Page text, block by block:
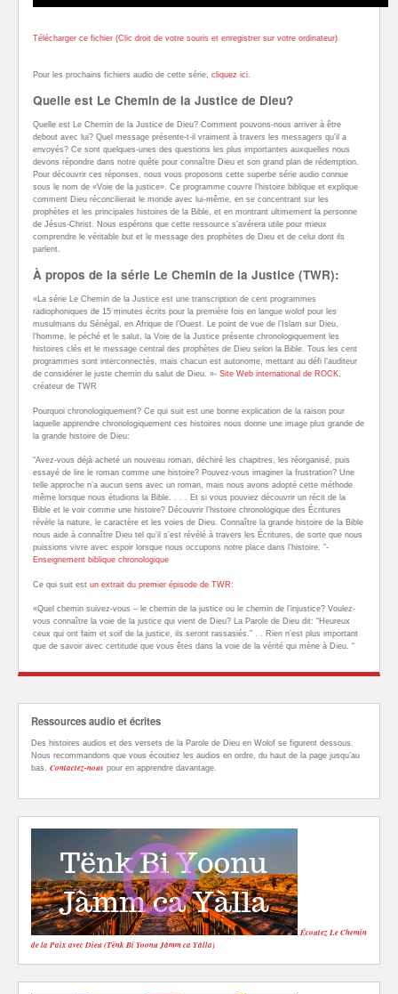
Télécharger ce fichier (Clic droit de votre souris et enregistrer sur votre ordinateur)
Pour les prochains fichiers audio de cette série, cliquez ici.
Quelle est Le Chemin de la Justice de Dieu?
Quelle est Le Chemin de la Justice de Dieu? Comment pouvons-nous arriver à être
debout avec lui? Quel message présente-t-il vraiment à travers les messagers qu’il a
envoyés? Ce sont quelques-unes des questions les plus importantes auxquelles nous
devons répondre dans notre quête pour connaître Dieu et son grand plan de rédemption.
Pour découvrir ces réponses, nous vous proposons cette superbe série audio connue
sous le nom de «Voie de la justice». Ce programme couvre l’histoire biblique et explique
comment Dieu réconcilierait le monde avec lui-même, en se concentrant sur les
prophètes et les principales histoires de la Bible, et en montrant ultimement la personne
de Jésus-Christ. Nous espérons que cette ressource s’avérera utile pour mieux
comprendre le véritable but et le message des prophètes de Dieu et de celui dont ils
parlent.
À propos de la série Le Chemin de la Justice (TWR):
«La série Le Chemin de la Justice est une transcription de cent programmes
radiophoniques de 15 minutes écrits pour la première fois en langue wolof pour les
musulmans du Sénégal, en Afrique de l’Ouest. Le point de vue de l’Islam sur Dieu,
l’homme, le péché et le salut, la Voie de la Justice présente chronologiquement les
histoires clés et le message central des prophètes de Dieu selon la Bible. Tous les cent
programmes sont interconnectés, mais chacun est autonome, mettant au défi l’auditeur
de considérer le juste chemin du salut de Dieu. »- Site Web international de ROCK,
créateur de TWR
Pourquoi chronologiquement? Ce qui suit est une bonne explication de la raison pour
laquelle apprendre chronologiquement ces histoires nous donne une image plus grande de
la grande histoire de Dieu:
“Avez-vous déjà acheté un nouveau roman, déchiré les chapitres, les réorganisé, puis
essayé de lire le roman comme une histoire? Pouvez-vous imaginer la frustration? Une
telle approche n’a aucun sens avec un roman, mais nous avons adopté cette méthode
même lorsque nous étudions la Bible. . . . Et si vous pouviez découvrir un récit de la
Bible et le voir comme une histoire? Découvrir l’histoire chronologique des Écritures
révèle la nature, le caractère et les voies de Dieu. Connaître la grande histoire de la Bible
nous aide à connaître Dieu tel qu’il s’est révélé à travers les Écritures, de sorte que nous
puissions vivre avec espoir lorsque nous occupons notre place dans l’histoire. ”-
Enseignement biblique chronologique
Ce qui suit est un extrait du premier épisode de TWR:
«Quel chemin suivez-vous – le chemin de la justice ou le chemin de l’injustice? Voulez-
vous connaître la voie de la justice qui vient de Dieu? La Parole de Dieu dit: “Heureux
ceux qui ont faim et soif de la justice, ils seront rassasiés.” . . Rien n’est plus important
que de savoir avec certitude que vous êtes dans la voie de la vérité qui mène à Dieu. “
Ressources audio et écrites
Des histoires audios et des versets de la Parole de Dieu en Wolof se figurent dessous.
Nous recommandons que vous écoutiez les audios en ordre, du haut de la page jusqu’au
bas. Contactez-nous pour en apprendre davantage.
Écoutez Le Chemin
de la Paix avec Dieu (Tënk Bi Yoonu Jàmm ca Yàlla)